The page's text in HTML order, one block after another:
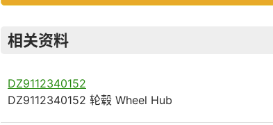
相关资料
DZ9112340152
DZ9112340152 轮毂 Wheel Hub